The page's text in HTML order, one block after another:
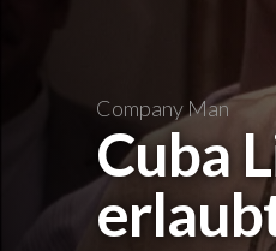
Company Man
Cuba